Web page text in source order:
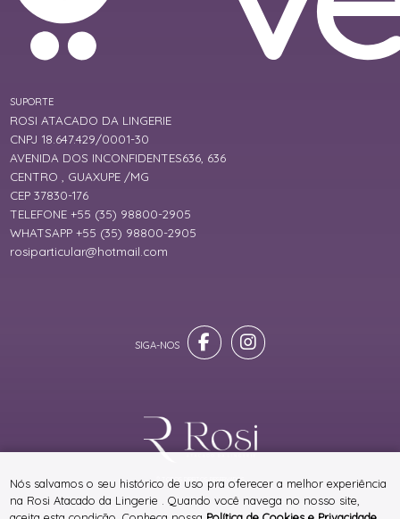
SUPORTE
ROSI ATACADO DA LINGERIE
CNPJ 18.647.429/0001-30
AVENIDA DOS INCONFIDENTES636, 636
CENTRO , GUAXUPE /MG
CEP 37830-176
TELEFONE +55 (35) 98800-2905
WHATSAPP +55 (35) 98800-2905
rosiparticular@hotmail.com
® TODOS DIREITOS RESERVADOS
Nós salvamos o seu histórico de uso pra oferecer a melhor experiência
na Rosi Atacado da Lingerie . Quando você navega no nosso site,